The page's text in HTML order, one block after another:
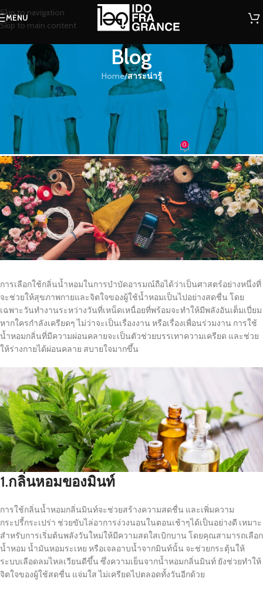
Skip to navigation
Skip to main content
MENU
Blog
Home/สาระน่ารู้
สาระน่ารู้
อยากให้ร่างกายผ่อนคลาย..ต้องใช้ 4
กลิ่นน้ำหอมนี้เป็นตัวช่วย
น้องน้ำหอม On 18/03/2019 0
การเลือกใช้กลิ่นน้ำหอมในการบำบัดอารมณ์ถือได้ว่าเป็นศาสตร์อย่างหนึ่งที่
จะช่วยให้สุขภาพกายและจิตใจของผู้ใช้น้ำหอมเป็นไปอย่างสดชื่น โดย
เฉพาะวันทำงานระหว่างวันที่เหน็ดเหนื่อยที่พร้อมจะทำให้มีพลังอันเต็มเปี่ยม
หากใครกำลังเครียดๆ ไม่ว่าจะเป็นเรื่องงาน หรือเรื่องเพื่อนร่วมงาน การใช้
น้ำหอมกลิ่นที่มีความผ่อนคลายจะเป็นตัวช่วยบรรเทาความเครียด และช่วย
ให้ร่างกายได้ผ่อนคลาย สบายใจมากขึ้น
1.กลิ่นหอมของมินท์
การใช้กลิ่นน้ำหอมกลิ่นมินท์จะช่วยสร้างความสดชื่น และเพิ่มความ
กระปรี้กระเปร่า ช่วยขับไล่อาการง่วงนอนในตอนเช้าๆได้เป็นอย่างดี เหมาะ
สำหรับการเริ่มต้นพลังวันใหม่ให้มีความสดใสเบิกบาน โดยคุณสามารถเลือก
น้ำหอม น้ำมันหอมระเหย หรือเจลอาบน้ำจากมินท์นั้น จะช่วยกระตุ้นให้
ระบบเลือดลมไหลเวียนดีขึ้น ซึ่งความเย็นจากน้ำหอมกลิ่นมินท์ ยังช่วยทำให้
จิตใจของผู้ใช้สดชื่น แจ่มใส ไม่เครียดไปตลอดทั้งวันอีกด้วย